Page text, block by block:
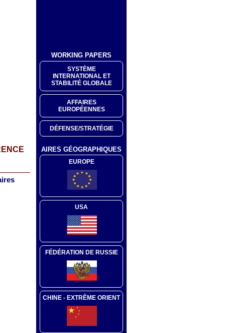
WORKING PAPERS
SYSTÈME
INTERNATIONAL ET
STABILITÉ GLOBALE
AFFAIRES
EUROPÉENNES
DÉFENSE/STRATÉGIE
AIRES GÉOGRAPHIQUES
EUROPE
USA
FÉDÉRATION DE RUSSIE
CHINE - EXTRÊME ORIENT